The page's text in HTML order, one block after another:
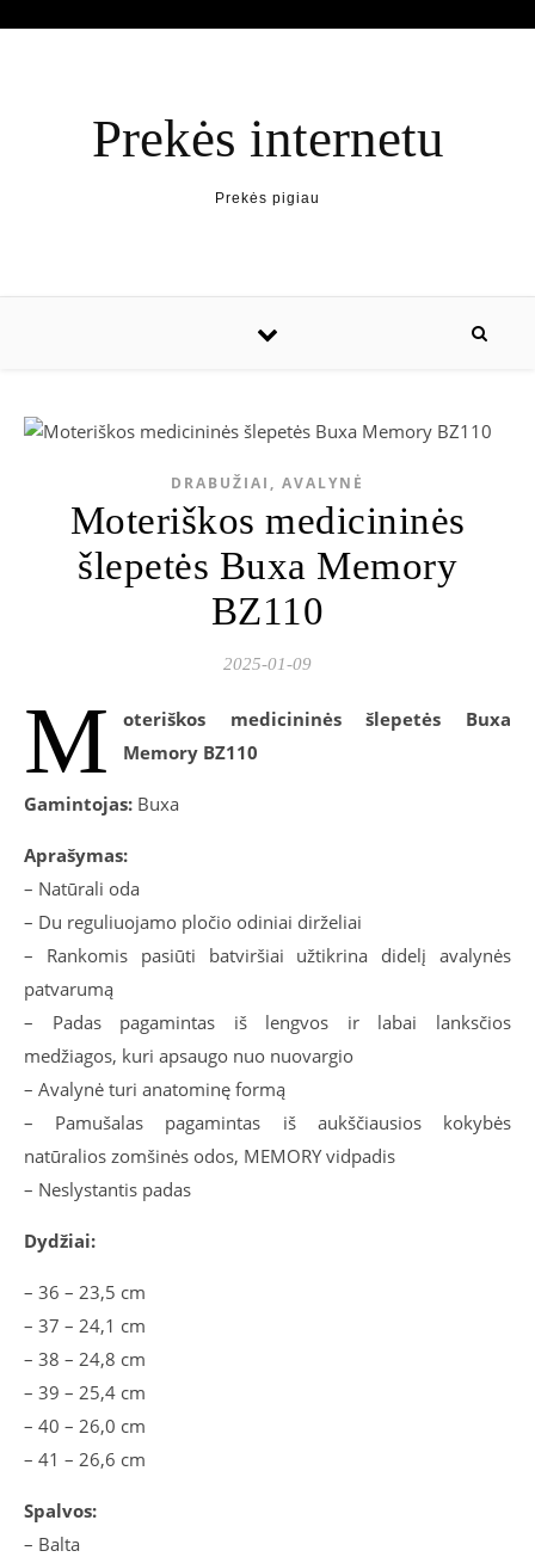
Prekės internetu
Prekės pigiau
DRABUŽIAI, AVALYNĖ
Moteriškos medicininės
šlepetės Buxa Memory
BZ110
2025-01-09
M
oteriškos medicininės šlepetės Buxa
Memory BZ110
Gamintojas: Buxa
Aprašymas:
– Natūrali oda
– Du reguliuojamo pločio odiniai dirželiai
– Rankomis pasiūti batviršiai užtikrina didelį avalynės
patvarumą
– Padas pagamintas iš lengvos ir labai lanksčios
medžiagos, kuri apsaugo nuo nuovargio
– Avalynė turi anatominę formą
– Pamušalas pagamintas iš aukščiausios kokybės
natūralios zomšinės odos, MEMORY vidpadis
– Neslystantis padas
Dydžiai:
– 36 – 23,5 cm
– 37 – 24,1 cm
– 38 – 24,8 cm
– 39 – 25,4 cm
– 40 – 26,0 cm
– 41 – 26,6 cm
Spalvos:
– Balta